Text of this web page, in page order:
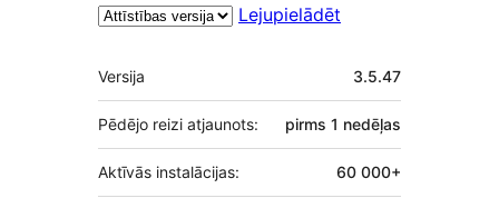
Lejupielādēt
Meta
Versija 3.5.47
Pēdējo reizi atjaunots: pirms 1 nedēļas
Aktīvās instalācijas: 60 000+